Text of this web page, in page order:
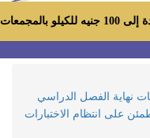
نهاية الفصل الدراسي
على انتظام الاختبارات